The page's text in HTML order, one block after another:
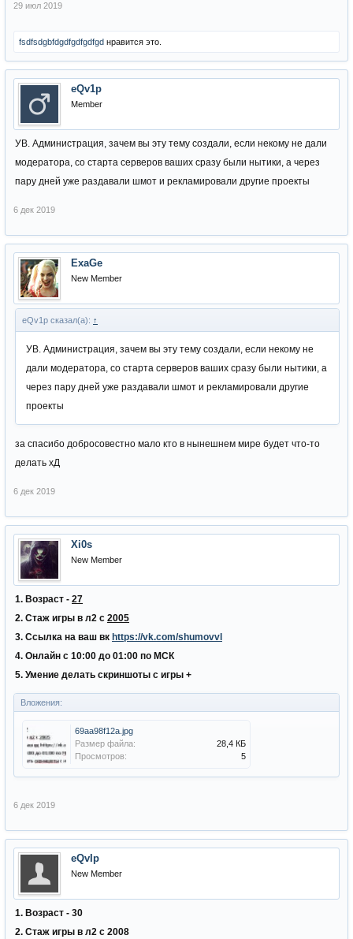
29 июл 2019
fsdfsdgbfdgdfgdfgdfgd нравится это.
eQv1p
Member
УВ. Администрация, зачем вы эту тему создали, если некому не дали
модератора, со старта серверов ваших сразу были нытики, а через
пару дней уже раздавали шмот и рекламировали другие проекты
6 дек 2019
ExaGe
New Member
eQv1p сказал(а): ↑
УВ. Администрация, зачем вы эту тему создали, если некому не
дали модератора, со старта серверов ваших сразу были нытики, а
через пару дней уже раздавали шмот и рекламировали другие
проекты
за спасибо добросовестно мало кто в нынешнем мире будет что-то
делать хД
6 дек 2019
Xi0s
New Member
1. Возраст - 27
2. Стаж игры в л2 с 2005
3. Ссылка на ваш вк https://vk.com/shumovvl
4. Онлайн с 10:00 до 01:00 по МСК
5. Умение делать скриншоты с игры +
Вложения:
69aa98f12a.jpg
Размер файла:
28,4 КБ
Просмотров:
5
6 дек 2019
eQvIp
New Member
1. Возраст - 30
2. Стаж игры в л2 с 2008